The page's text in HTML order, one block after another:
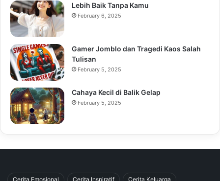
Lebih Baik Tanpa Kamu
February 6, 2025
Gamer Jomblo dan Tragedi Kaos Salah
Tulisan
February 5, 2025
Cahaya Kecil di Balik Gelap
February 5, 2025
Cerita Emosional Cerita Inspiratif Cerita Keluarga